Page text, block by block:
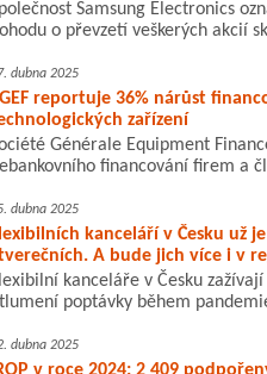
Samsung Electronics
o převzetí veškerých akcií
dubna 2025
reportuje 36% nárůst
zařízení
Générale Equipment
financování firem a
dubna 2025
kanceláří v Česku už
A bude jich více i v
kanceláře v Česku
poptávky během
dubna 2025